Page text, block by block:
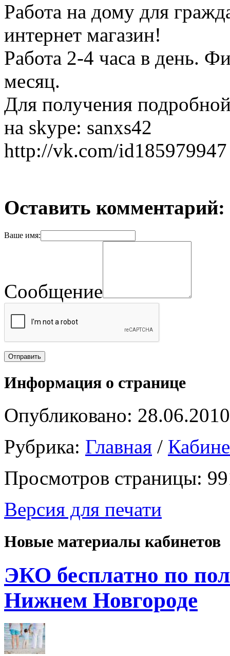
Работа на дому для
интернет магазин!
Работа 2-4 часа в день.
месяц.
Для получения
на skype: sanxs42
http://vk.com/id185979947
Оставить комментарий:
Ваше имя:
Сообщение
Информация о странице
Опубликовано: 28.06.2010
Рубрика: Главная /
Просмотров страницы:
Версия для печати
Новые материалы кабинетов
ЭКО бесплатно по
Нижнем Новгороде